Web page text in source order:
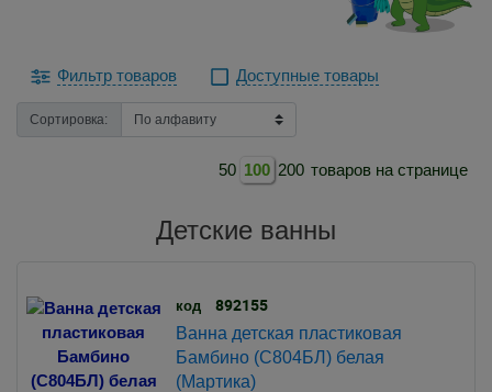
Фильтр товаров Доступные товары
Сортировка:
50 100 200 товаров на странице
Детские ванны
код 892155
Ванна детская пластиковая
Бамбино (С804БЛ) белая
(Мартика)